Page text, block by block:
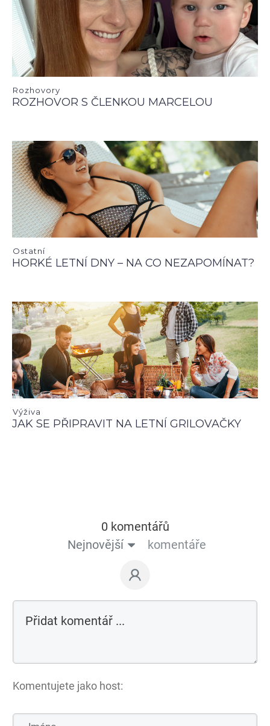
Rozhovory
ROZHOVOR S ČLENKOU MARCELOU
Ostatní
HORKÉ LETNÍ DNY – NA CO NEZAPOMÍNAT?
Výživa
JAK SE PŘIPRAVIT NA LETNÍ GRILOVAČKY
0 komentářů
Nejnovější
komentáře
Komentujete jako host: